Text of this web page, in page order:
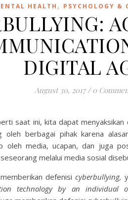
HEALTH , PSYCHOLOGY &
DIGITAL
August 30, 2017 / 0
saat ini, kita dapat menyaksikan
oleh berbagai pihak karena
oleh media, ucapan, dan juga
melalui media sosial
defenisi cyberbullying,
technology by an